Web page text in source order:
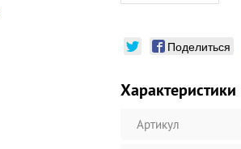
Поделиться
Характеристики
Артикул